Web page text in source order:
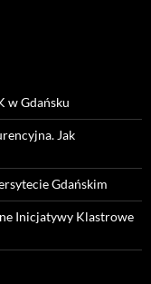
w Gdańsku
Jak
Gdańskim
Inicjatywy Klastrowe